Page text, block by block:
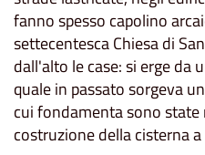
fanno spesso capolino
settecentesca Chiesa di
dall'alto le case: si erge da
quale in passato sorgeva
cui fondamenta sono
costruzione della cisterna